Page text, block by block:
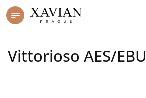
Přejít
na
Vittorioso AES/EBU